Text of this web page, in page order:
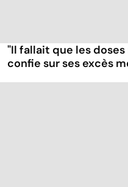
"Il fallait que les
confie sur ses excès